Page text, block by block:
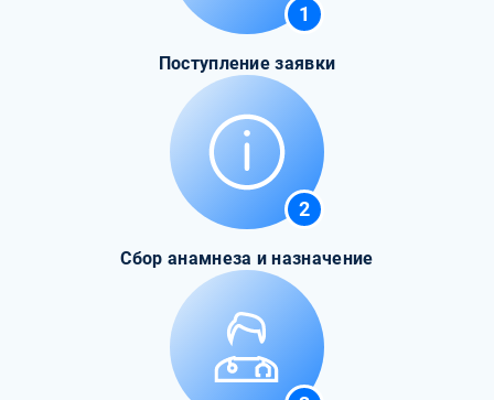
1
Поступление заявки
2
Сбор анамнеза и назначение